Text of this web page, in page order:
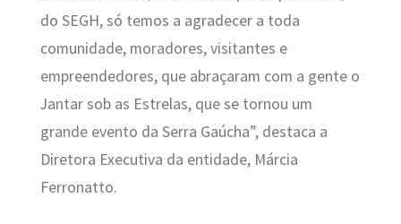
do SEGH, só temos a agradecer a toda
comunidade, moradores, visitantes e
empreendedores, que abraçaram com a gente o
Jantar sob as Estrelas, que se tornou um
grande evento da Serra Gaúcha”, destaca a
Diretora Executiva da entidade, Márcia
Ferronatto.